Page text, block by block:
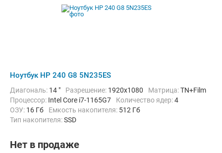
Ноутбук HP 240 G8 5N235ES
Диагональ: 14 " Разрешение: 1920x1080 Матрица:TN+Film
Процессор: Intel Core i7-1165G7 Количество ядер:4
ОЗУ: 16 Гб Емкость накопителя: 512 Гб
Тип накопителя:SSD
Операционная система:
Нет в продаже